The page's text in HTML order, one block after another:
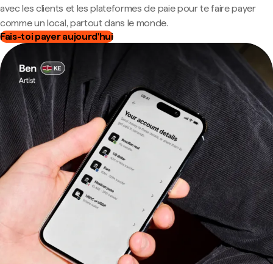
avec les clients et les plateformes de paie pour te faire payer
comme un local, partout dans le monde.
Fais-toi payer aujourd'hui